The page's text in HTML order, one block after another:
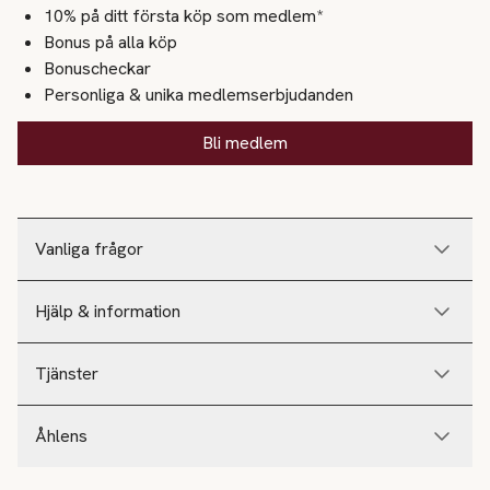
Vanliga frågor
Hjälp & information
Tjänster
Åhlens
10% på ditt första köp som medlem*
Bonus på alla köp
Bonuscheckar
Personliga & unika medlemserbjudanden
Bli medlem